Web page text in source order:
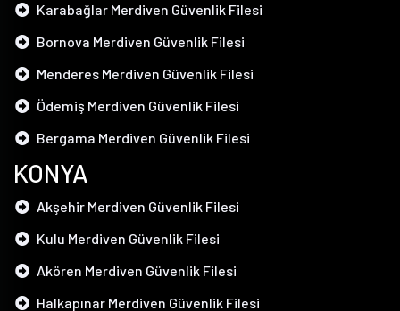
Karabağlar Merdiven Güvenlik Filesi
Bornova Merdiven Güvenlik Filesi
Menderes Merdiven Güvenlik Filesi
Ödemiş Merdiven Güvenlik Filesi
Bergama Merdiven Güvenlik Filesi
KONYA
Akşehir Merdiven Güvenlik Filesi
Kulu Merdiven Güvenlik Filesi
Akören Merdiven Güvenlik Filesi
Halkapınar Merdiven Güvenlik Filesi